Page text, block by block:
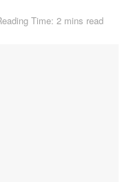
Time: 2 mins read